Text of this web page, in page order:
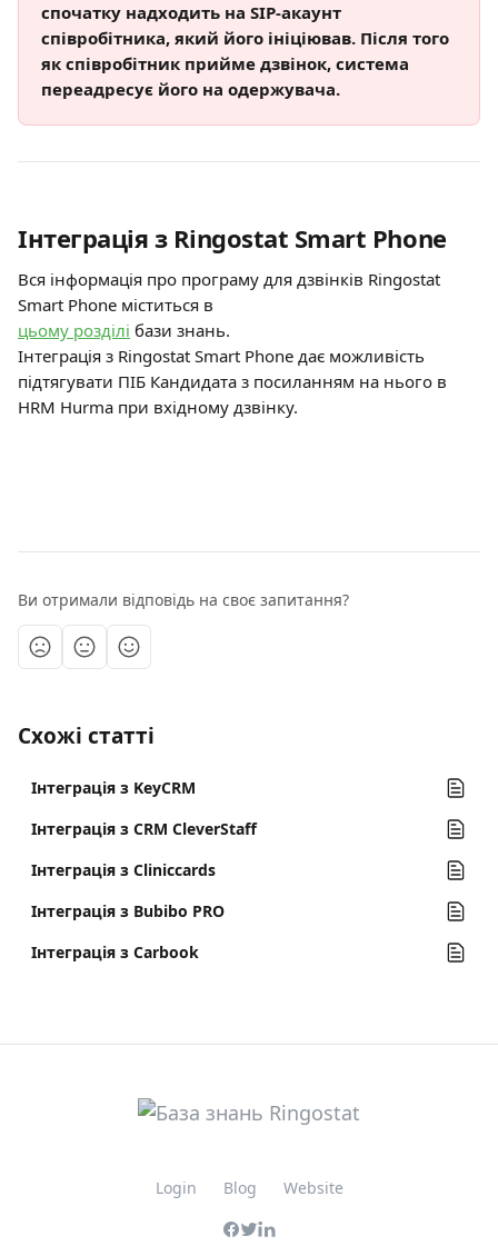
спочатку надходить на SIP-акаунт
співробітника, який його ініціював. Після того
як співробітник прийме дзвінок, система
переадресує його на одержувача.
Інтеграція з Ringostat Smart Phone
Вся інформація про програму для дзвінків Ringostat
Smart Phone міститься в
цьому розділі бази знань.
Інтеграція з Ringostat Smart Phone дає можливість
підтягувати ПІБ Кандидата з посиланням на нього в
HRM Hurma при вхідному дзвінку.
Ви отримали відповідь на своє запитання?
Схожі статті
Інтеграція з KeyCRM
Інтеграція з CRM СleverStaff
Інтеграція з Cliniccards
Інтеграція з Bubibo PRO
Інтеграція з Carbook
Login Blog Website